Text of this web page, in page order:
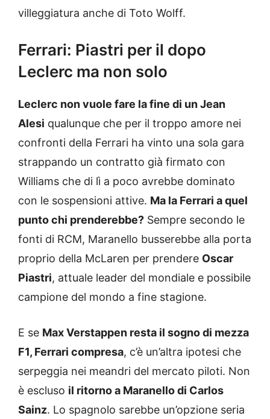
villeggiatura anche di Toto Wolff.
Ferrari: Piastri per il dopo
Leclerc ma non solo
Leclerc non vuole fare la fine di un Jean
Alesi qualunque che per il troppo amore nei
confronti della Ferrari ha vinto una sola gara
strappando un contratto già firmato con
Williams che di lì a poco avrebbe dominato
con le sospensioni attive. Ma la Ferrari a quel
punto chi prenderebbe? Sempre secondo le
fonti di RCM, Maranello busserebbe alla porta
proprio della McLaren per prendere Oscar
Piastri, attuale leader del mondiale e possibile
campione del mondo a fine stagione.
E se Max Verstappen resta il sogno di mezza
F1, Ferrari compresa, c’è un’altra ipotesi che
serpeggia nei meandri del mercato piloti. Non
è escluso il ritorno a Maranello di Carlos
Sainz. Lo spagnolo sarebbe un’opzione seria